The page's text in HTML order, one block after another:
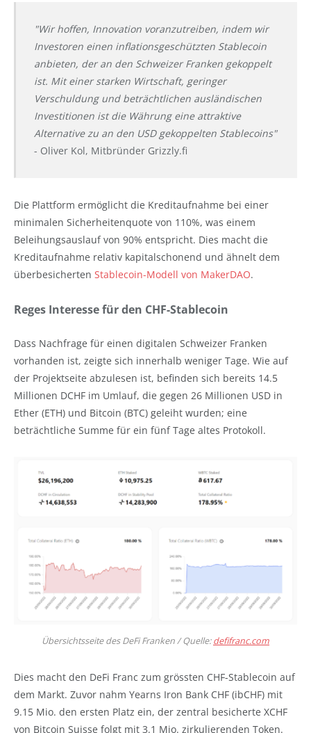
"Wir hoffen, Innovation voranzutreiben, indem wir
Investoren einen inflationsgeschützten Stablecoin
anbieten, der an den Schweizer Franken gekoppelt
ist. Mit einer starken Wirtschaft, geringer
Verschuldung und beträchtlichen ausländischen
Investitionen ist die Währung eine attraktive
Alternative zu an den USD gekoppelten Stablecoins"
- Oliver Kol, Mitbründer Grizzly.fi
Die Plattform ermöglicht die Kreditaufnahme bei einer
minimalen Sicherheitenquote von 110%, was einem
Beleihungsauslauf von 90% entspricht. Dies macht die
Kreditaufnahme relativ kapitalschonend und ähnelt dem
überbesicherten Stablecoin-Modell von MakerDAO.
Reges Interesse für den CHF-Stablecoin
Dass Nachfrage für einen digitalen Schweizer Franken
vorhanden ist, zeigte sich innerhalb weniger Tage. Wie auf
der Projektseite abzulesen ist, befinden sich bereits 14.5
Millionen DCHF im Umlauf, die gegen 26 Millionen USD in
Ether (ETH) und Bitcoin (BTC) geleiht wurden; eine
beträchtliche Summe für ein fünf Tage altes Protokoll.
Übersichtsseite des DeFi Franken / Quelle:defifranc.com
Dies macht den DeFi Franc zum grössten CHF-Stablecoin auf
dem Markt. Zuvor nahm Yearns Iron Bank CHF (ibCHF) mit
9.15 Mio. den ersten Platz ein, der zentral besicherte XCHF
von Bitcoin Suisse folgt mit 3.1 Mio. zirkulierenden Token.